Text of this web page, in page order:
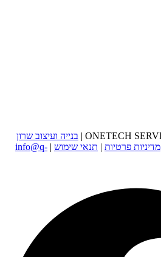
בנייה ועיצוב שרון
מדיניות פרטיות | תנאי שימוש |
info@q-